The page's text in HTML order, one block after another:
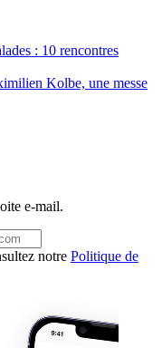
: 10 rencontres
Kolbe, une messe
e-mail.
notre Politique de